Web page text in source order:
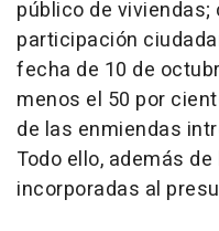
público de
participación
fecha de 10 de
menos el 50 por
de las enmiendas
Todo ello, además
incorporadas al